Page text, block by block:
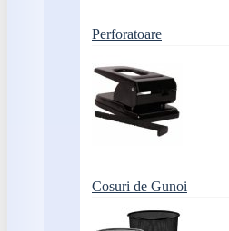
Perforatoare
Cosuri de Gunoi